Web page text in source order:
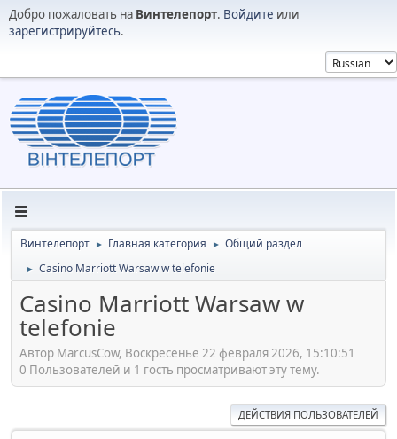
Добро пожаловать на Винтелепорт. Войдите или
зарегистрируйтесь.
Винтелепорт ► Главная категория ► Общий раздел
► Casino Marriott Warsaw w telefonie
Casino Marriott Warsaw w
telefonie
Автор MarcusCow, Воскресенье 22 февраля 2026, 15:10:51
0 Пользователей и 1 гость просматривают эту тему.
ДЕЙСТВИЯ ПОЛЬЗОВАТЕЛЕЙ